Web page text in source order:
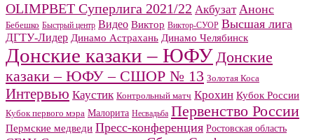
OLIMPBET Суперлига 2021/22 Акбузат Анонс
Бебешко Быстрый центр Видео Виктор Виктор-СУОР Высшая лига
ДГТУ-Лидер Динамо Астрахань Динамо Челябинск
Донские казаки – ЮФУДонские
казаки – ЮФУ – СШОР № 13 Золотая Коса
Интервью Каустик Контрольный матч Крохин Кубок России
Кубок первого мэра Малорита Несвадьба Первенство России
Пермские медведи Пресс-конференция Ростовская область